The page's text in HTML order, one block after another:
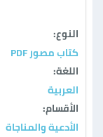
النوع:
كتاب مصور PDF
اللغة:
العربية
الأقسام:
الأدعية والمناجاة